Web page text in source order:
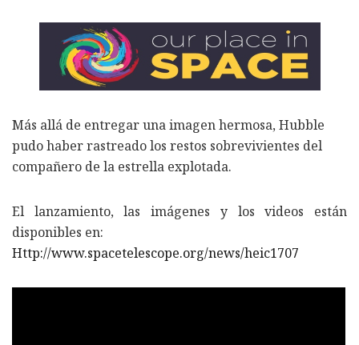
Más allá de entregar una imagen hermosa, Hubble
pudo haber rastreado los restos sobrevivientes del
compañero de la estrella explotada.
El lanzamiento, las imágenes y los videos están
disponibles en:
Http://www.spacetelescope.org/news/heic1707